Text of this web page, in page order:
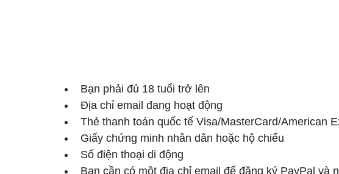
Bạn phải đủ 18 tuổi trở lên
Địa chỉ email đang hoạt động
Thẻ thanh toán quốc tế Visa/MasterCard/American
Giấy chứng minh nhân dân hoặc hộ chiếu
Số điện thoại di động
Bạn cần có một địa chỉ email để đăng ký PayPal và